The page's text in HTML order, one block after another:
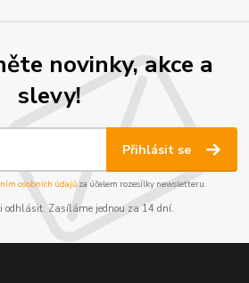
novinky, akce a
slevy!
Přihlásit se
osobních údajůza účelem rozesílky newsletteru.
odhlásit. Zasíláme jednou za 14 dní.